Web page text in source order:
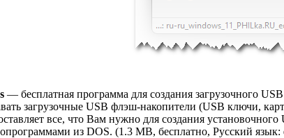
— бесплатная программа для создания загрузочного
загрузочные USB флэш-накопители (USB ключи,
все, что Вам нужно для создания
из DOS. (1.3 MB, бесплатно, Русский язык: